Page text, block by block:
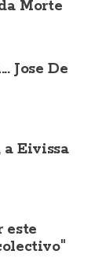
Morte
Jose De
a Eivissa
este